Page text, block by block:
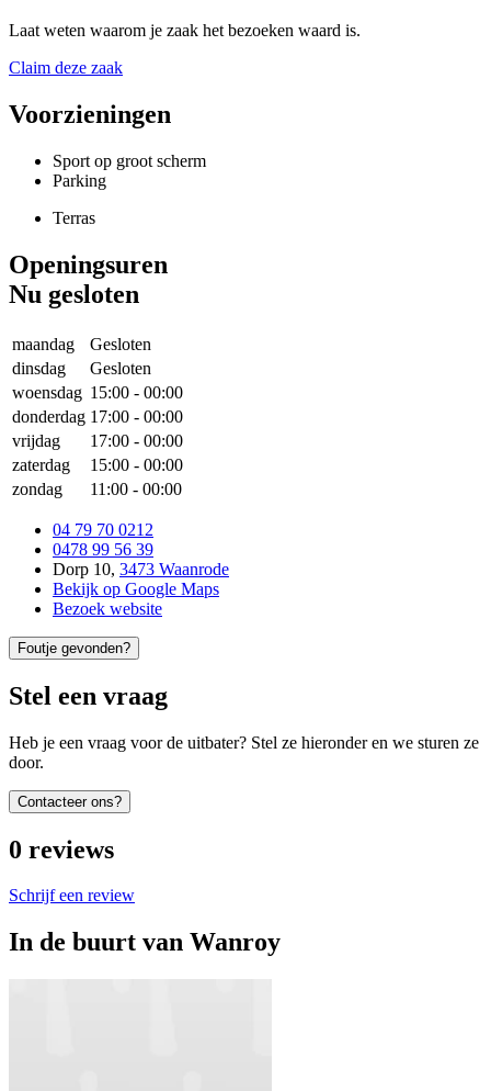
Laat weten waarom je zaak het bezoeken waard is.
Claim deze zaak
Voorzieningen
Sport op groot scherm
Parking
Terras
Openingsuren
Nu gesloten
maandag
Gesloten
dinsdag
Gesloten
woensdag 15:00 - 00:00
donderdag 17:00 - 00:00
vrijdag
17:00 - 00:00
zaterdag
15:00 - 00:00
zondag
11:00 - 00:00
04 79 70 0212
0478 99 56 39
Dorp 10, 3473 Waanrode
Bekijk op Google Maps
Bezoek website
Foutje gevonden?
Stel een vraag
Heb je een vraag voor de uitbater? Stel ze hieronder en we sturen ze
door.
Contacteer ons?
0 reviews
Schrijf een review
In de buurt van Wanroy